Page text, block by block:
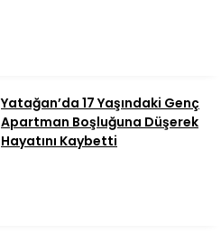
Yatağan’da 17 Yaşındaki Genç
Apartman Boşluğuna Düşerek
Hayatını Kaybetti